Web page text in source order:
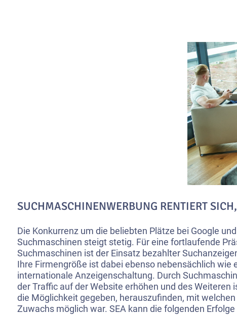
SUCHMASCHINENWERBUNG RENTIERT
Die Konkurrenz um die beliebten Plätze bei Google
Suchmaschinen steigt stetig. Für eine fortlaufende
Suchmaschinen ist der Einsatz bezahlter
Ihre Firmengröße ist dabei ebenso nebensächlich wie
internationale Anzeigenschaltung. Durch
der Traffic auf der Website erhöhen und des Weiteren
die Möglichkeit gegeben, herauszufinden, mit
Zuwachs möglich war. SEA kann die folgenden